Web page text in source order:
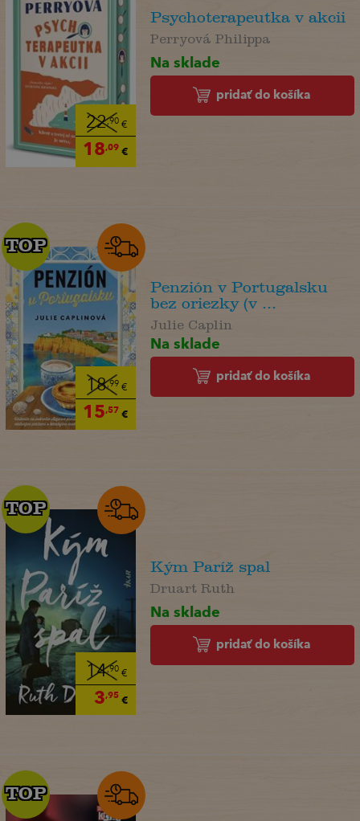
22,90€
18,09€
Psychoterapeutka v akcii
Perryová Philippa
Na sklade
pridať do košíka
18,99 €
15,57 €
TOP
TOP
Penzión v Portugalsku
bez oriezky (v ...
Julie Caplin
Na sklade
pridať do košíka
14,90€
3,95€
TOP
TOP
Kým Paríž spal
Druart Ruth
Na sklade
pridať do košíka
TOP
TOP